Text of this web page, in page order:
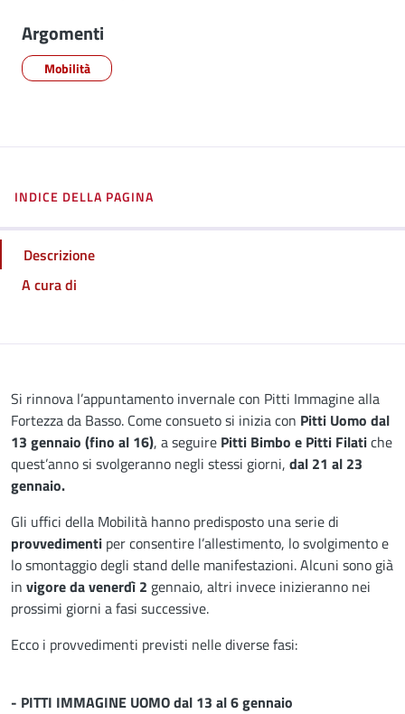
Argomenti
Mobilità
INDICE DELLA PAGINA
Descrizione
A cura di
Descrizione
Si rinnova l’appuntamento invernale con Pitti Immagine alla
Fortezza da Basso. Come consueto si inizia con Pitti Uomo dal
13 gennaio (fino al 16), a seguire Pitti Bimbo e Pitti Filatiche
quest’anno si svolgeranno negli stessi giorni, dal 21 al 23
gennaio.
Gli uffici della Mobilità hanno predisposto una serie di
provvedimenti per consentire l’allestimento, lo svolgimento e
lo smontaggio degli stand delle manifestazioni. Alcuni sono già
in vigore da venerdì 2 gennaio, altri invece inizieranno nei
prossimi giorni a fasi successive.
Ecco i provvedimenti previsti nelle diverse fasi:
- PITTI IMMAGINE UOMO dal 13 al 6 gennaio